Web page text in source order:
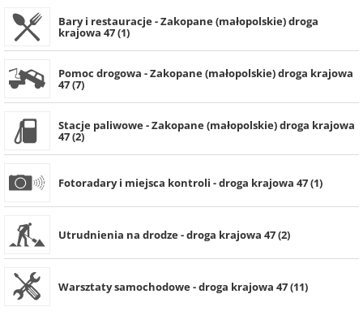
Bary i restauracje - Zakopane (małopolskie) droga
krajowa 47 (1)
Pomoc drogowa - Zakopane (małopolskie) droga krajowa
47 (7)
Stacje paliwowe - Zakopane (małopolskie) droga krajowa
47 (2)
Fotoradary i miejsca kontroli - droga krajowa 47 (1)
Utrudnienia na drodze - droga krajowa 47 (2)
Warsztaty samochodowe - droga krajowa 47 (11)